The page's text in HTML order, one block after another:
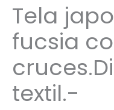
Tela
fucsia
textil.-